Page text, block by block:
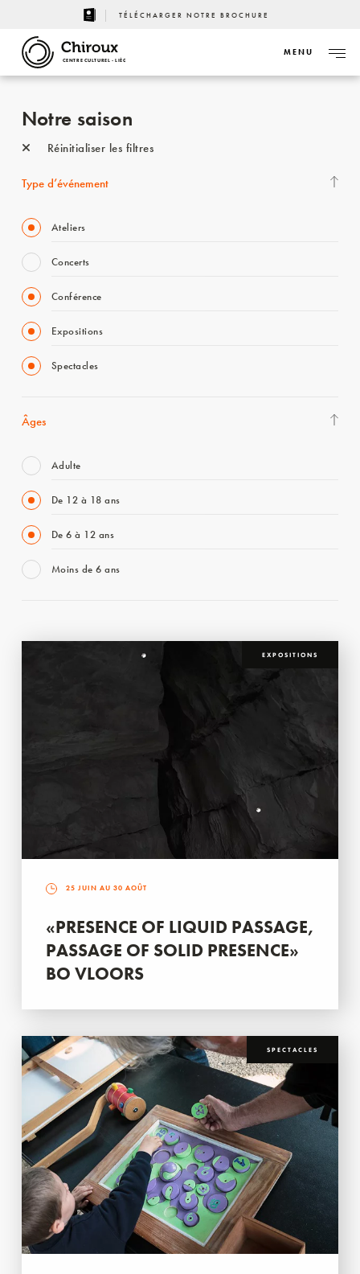
TÉLÉCHARGER NOTRE BROCHURE
CENTRE CULTUREL - LIÈGE
MENU
Notre saison
Réinitialiser les filtres
Type d’événement
Ateliers
Concerts
Conférence
Expositions
Spectacles
Âges
Adulte
De 12 à 18 ans
De 6 à 12 ans
Moins de 6 ans
EXPOSITIONS
25 JUIN AU 30 AOÛT
«PRESENCE OF LIQUID PASSAGE,
PASSAGE OF SOLID PRESENCE»
BO VLOORS
SPECTACLES